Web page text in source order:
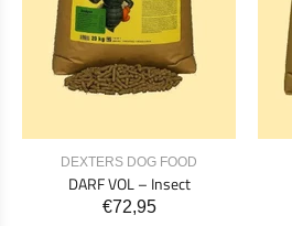
DEXTERS DOG FOOD
DARF VOL – Insect
€72,95